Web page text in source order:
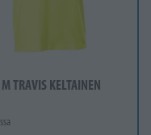
TRAVIS KELTAINEN